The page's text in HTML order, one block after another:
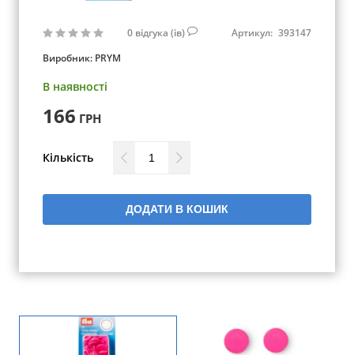
0 відгука (ів) Артикул: 393147
Виробник: PRYM
В наявності
166 ГРН
Кількість
ДОДАТИ В КОШИК